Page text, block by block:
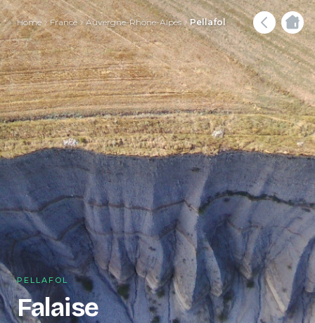
Home France Auvergne-Rhône-Alpes Pellafol
PELLAFOL
Falaise